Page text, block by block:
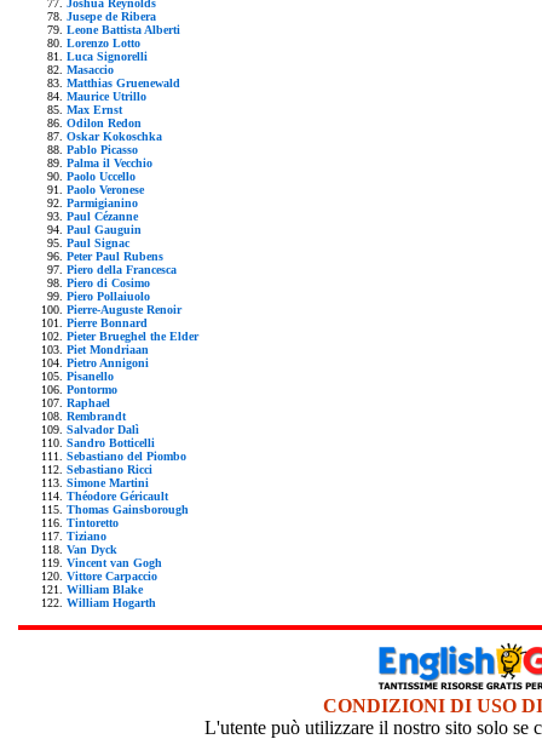
Jusepe de Ribera
Leone Battista Alberti
Lorenzo Lotto
Luca Signorelli
Masaccio
Matthias Gruenewald
Maurice Utrillo
Max Ernst
Odilon Redon
Oskar Kokoschka
Pablo Picasso
Palma il Vecchio
Paolo Uccello
Paolo Veronese
Parmigianino
Paul Cézanne
Paul Gauguin
Paul Signac
Peter Paul Rubens
Piero della Francesca
Piero di Cosimo
Piero Pollaiuolo
Pierre-Auguste Renoir
Pierre Bonnard
Pieter Brueghel the Elder
Piet Mondriaan
Pietro Annigoni
Pisanello
Pontormo
Raphael
Rembrandt
Salvador Dalì
Sandro Botticelli
Sebastiano del Piombo
Sebastiano Ricci
Simone Martini
Théodore Géricault
Thomas Gainsborough
Tintoretto
Tiziano
Van Dyck
Vincent van Gogh
Vittore Carpaccio
William Blake
William Hogarth
CONDIZIONI DI USO
L'utente può utilizzare il nostro sito solo se